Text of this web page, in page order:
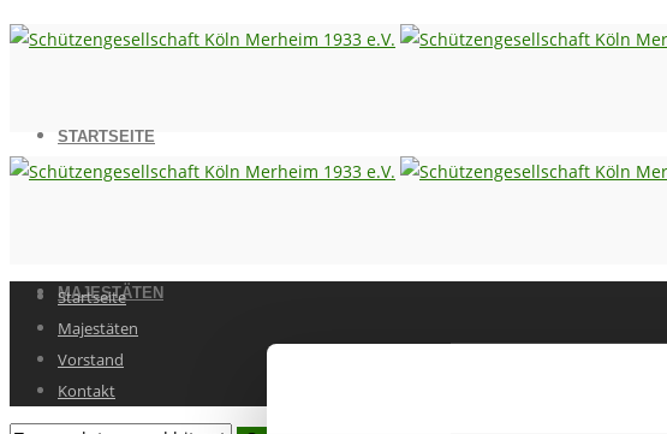
STARTSEITE
MAJESTÄTEN
Startseite
Majestäten
Vorstand
Kontakt